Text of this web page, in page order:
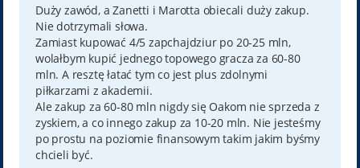
t
Duży zawód, a Zanetti i Marotta obiecali duży zakup.
Nie dotrzymali słowa.
Zamiast kupować 4/5 zapchajdziur po 20-25 mln,
wolałbym kupić jednego topowego gracza za 60-80
mln. A resztę łatać tym co jest plus zdolnymi
piłkarzami z akademii.
Ale zakup za 60-80 mln nigdy się Oakom nie sprzeda z
zyskiem, a co innego zakup za 10-20 mln. Nie jesteśmy
po prostu na poziomie finansowym takim jakim byśmy
chcieli być.